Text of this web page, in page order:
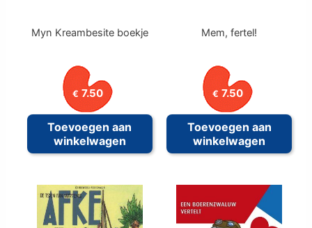
Myn Kreambesite boekje
€ 7.50
Toevoegen aan
winkelwagen
Mem, fertel!
€ 7.50
Toevoegen aan
winkelwagen